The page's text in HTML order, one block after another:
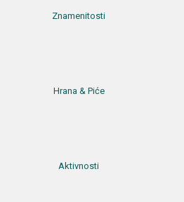
Znamenitosti
Hrana & Piće
Aktivnosti